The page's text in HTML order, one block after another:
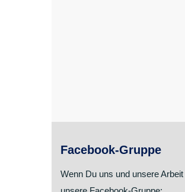
Facebook-Gruppe
Wenn Du uns und unsere